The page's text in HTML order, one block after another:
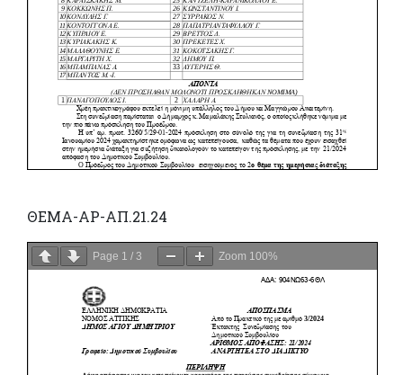
ΘΕΜΑ-ΑΡ-ΑΠ.21.24
Page 1 / 3 Zoom 100%